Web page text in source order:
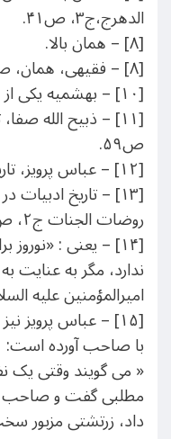
الدهرج،ج۳، ص۴۱.
[۸] – همان بالا.
[۸] – فقیهی، همان، ص ۲۸۴.
[‍۱۰] – بهشمیه یکی از شاخه های معتزله می باشد.
ص۵۹.
[۱۲] – عباس پرویز، تاریخ دیالمه و غزنویان، ص ۴۳۶.
روضات الجنات ج۲، ص۲۹.
[۱۴] – یعنی :
ندارد، مگر به
امیرالمؤمنین علیه
[۱۵] – عباس پرویز
با صاحب آورده است:
« می گویند وقتی
مطلبی گفت و صاحب
داد، زرتشتی مزبور